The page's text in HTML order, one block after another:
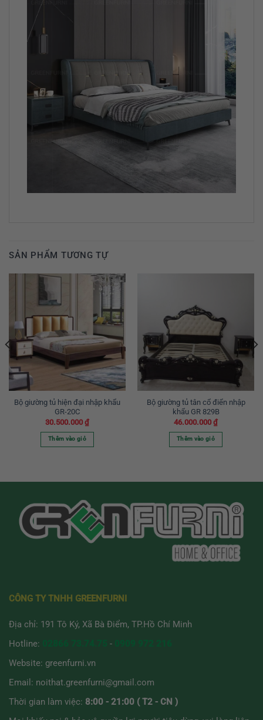
SẢN PHẨM TƯƠNG TỰ
Bộ giường tủ hiện đại nhập khẩu
GR-20C
30.500.000 ₫
Thêm vào giỏ
Bộ giường tủ tân cổ điển nhập
khẩu GR 829B
46.000.000 ₫
Thêm vào giỏ
CÔNG TY TNHH GREENFURNI
Địa chỉ: 191 Tô Ký, Xã Bà Điểm, TP.Hồ Chí Minh
Hotline:
-
Website: greenfurni.vn
Email: noithat.greenfurni@gmail.com
Thời gian làm việc: 8:00 - 21:00 ( T2 - CN )